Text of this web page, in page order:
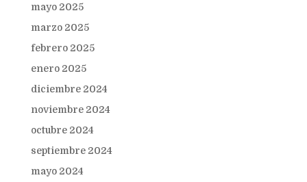
mayo 2025
marzo 2025
febrero 2025
enero 2025
diciembre 2024
noviembre 2024
octubre 2024
septiembre 2024
mayo 2024